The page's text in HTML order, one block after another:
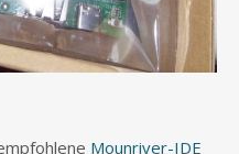
Mounriver-IDE